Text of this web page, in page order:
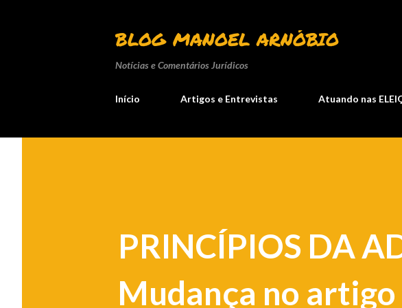
BLOG MANOEL ARNÓBIO
Notícias e Comentários Jurídicos
Início Artigos e Entrevistas Atuando nas
PRINCÍPIOS DA
Mudança no